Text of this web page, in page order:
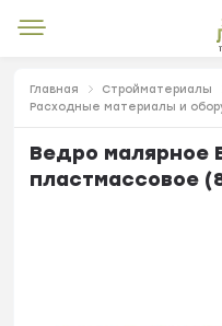
Главная
Стройматериалы
Расходные материалы и
Ведро малярное
пластмассовое